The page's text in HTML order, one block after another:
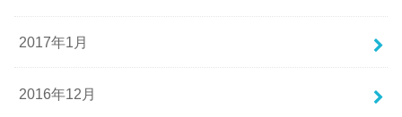
2017年1月
2016年12月